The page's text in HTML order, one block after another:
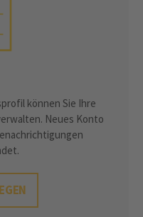
können Sie Ihre
Neues Konto